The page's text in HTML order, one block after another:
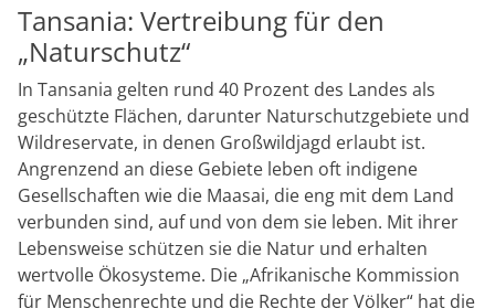
Tansania: Vertreibung für den
„Naturschutz“
In Tansania gelten rund 40 Prozent des Landes als
geschützte Flächen, darunter Naturschutzgebiete und
Wildreservate, in denen Großwildjagd erlaubt ist.
Angrenzend an diese Gebiete leben oft indigene
Gesellschaften wie die Maasai, die eng mit dem Land
verbunden sind, auf und von dem sie leben. Mit ihrer
Lebensweise schützen sie die Natur und erhalten
wertvolle Ökosysteme. Die „Afrikanische Kommission
für Menschenrechte und die Rechte der Völker“ hat die